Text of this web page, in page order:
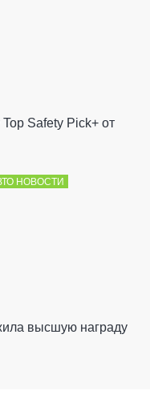
Safety Pick+ от
НОВОСТИ
высшую награду